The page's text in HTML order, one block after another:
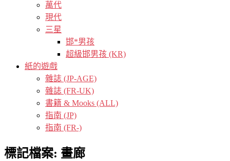
萬代
現代
三星
邯*男孩
超級邯男孩 (KR)
紙的遊戲
雜誌 (JP-AGE)
雜誌 (FR-UK)
書籍 & Mooks (ALL)
指南 (JP)
指南 (FR-)
標記檔案: 畫廊